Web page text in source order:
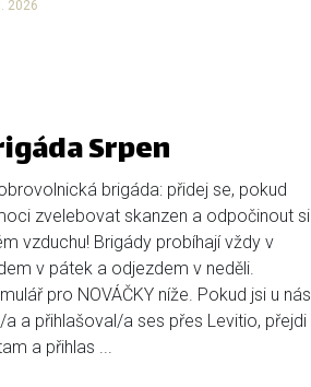
2026
Srpen
brigáda: přidej se, pokud
zvelebovat skanzen a odpočinout si
vzduchu! Brigády probíhají vždy v
v pátek a odjezdem v neděli.
pro NOVÁČKY níže. Pokud jsi u nás
a přihlašoval/a ses přes Levitio, přejdi
a přihlas ...